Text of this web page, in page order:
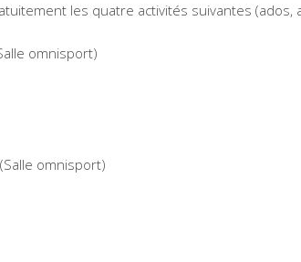
les quatre activités suivantes (ados,
omnisport)
(Salle omnisport)